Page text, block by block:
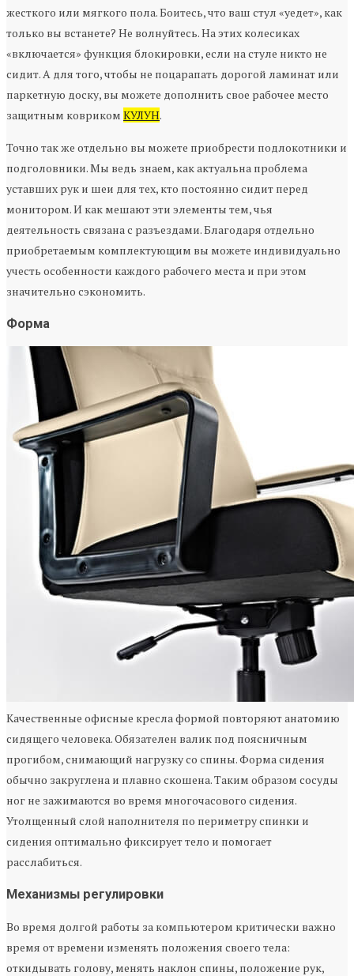
жесткого или мягкого пола. Боитесь, что ваш стул «уедет», как
только вы встанете? Не волнуйтесь. На этих колесиках
«включается» функция блокировки, если на стуле никто не
сидит. А для того, чтобы не поцарапать дорогой ламинат или
паркетную доску, вы можете дополнить свое рабочее место
защитным ковриком КУЛУН.
Точно так же отдельно вы можете приобрести подлокотники и
подголовники. Мы ведь знаем, как актуальна проблема
уставших рук и шеи для тех, кто постоянно сидит перед
монитором. И как мешают эти элементы тем, чья
деятельность связана с разъездами. Благодаря отдельно
приобретаемым комплектующим вы можете индивидуально
учесть особенности каждого рабочего места и при этом
значительно сэкономить.
Форма
Качественные офисные кресла формой повторяют анатомию
сидящего человека. Обязателен валик под поясничным
прогибом, снимающий нагрузку со спины. Форма сидения
обычно закруглена и плавно скошена. Таким образом сосуды
ног не зажимаются во время многочасового сидения.
Утолщенный слой наполнителя по периметру спинки и
сидения оптимально фиксирует тело и помогает
расслабиться.
Механизмы регулировки
Во время долгой работы за компьютером критически важно
время от времени изменять положения своего тела:
откидывать голову, менять наклон спины, положение рук,